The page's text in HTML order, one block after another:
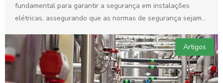
fundamental para garantir a segurança em instalações
elétricas, assegurando que as normas de segurança sejam
Artigos